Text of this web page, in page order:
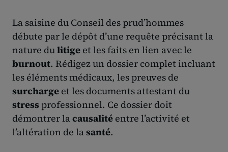
La saisine du Conseil des prud’hommes
débute par le dépôt d’une requête précisant la
nature dulitige et les faits en lien avec le
burnout. Rédigez un dossier complet incluant
les éléments médicaux, les preuves de
surcharge et les documents attestant du
stress professionnel. Ce dossier doit
démontrer lacausalité entre l’activité et
l’altération de lasanté.